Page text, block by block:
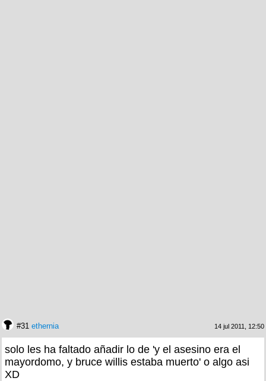
#31 ethernia 14 jul 2011, 12:50
solo les ha faltado añadir lo de 'y el asesino era el
mayordomo, y bruce willis estaba muerto' o algo asi
XD